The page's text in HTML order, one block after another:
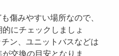
傷みやすい場所なので、
にチェックしましょ
ン、ユニットバスなどは
交換の目安となりま